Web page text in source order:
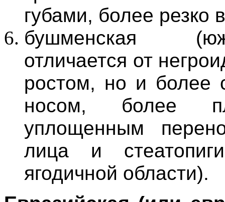
губами, более
бушменская
отличается от
ростом, но и более
носом, более
уплощенным
лица и
ягодичной области).